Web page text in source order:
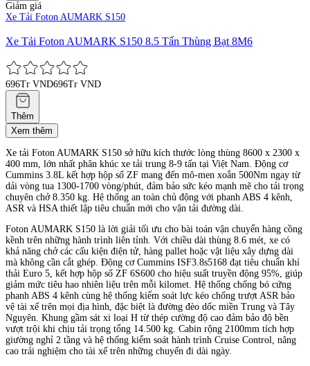
Giảm giá
Xe Tải Foton AUMARK S150
Xe Tải Foton AUMARK S150 8.5 Tấn Thùng Bạt 8M6
696Tr VND696Tr VND
Thêm
Xem thêm
Xe tải Foton AUMARK S150 sở hữu kích thước lòng thùng 8600 x 2300 x
400 mm, lớn nhất phân khúc xe tải trung 8-9 tấn tại Việt Nam. Động cơ
Cummins 3.8L kết hợp hộp số ZF mang đến mô-men xoắn 500Nm ngay từ
dải vòng tua 1300-1700 vòng/phút, đảm bảo sức kéo mạnh mẽ cho tải trọng
chuyên chở 8.350 kg. Hệ thống an toàn chủ động với phanh ABS 4 kênh,
ASR và HSA thiết lập tiêu chuẩn mới cho vận tải đường dài.
Foton AUMARK S150 là lời giải tối ưu cho bài toán vận chuyển hàng cồng
kềnh trên những hành trình liên tỉnh. Với chiều dài thùng 8.6 mét, xe có
khả năng chở các cấu kiện điện tử, hàng pallet hoặc vật liệu xây dựng dài
mà không cần cắt ghép. Động cơ Cummins ISF3.8s5168 đạt tiêu chuẩn khí
thải Euro 5, kết hợp hộp số ZF 6S600 cho hiệu suất truyền động 95%, giúp
giảm mức tiêu hao nhiên liệu trên mỗi kilomet. Hệ thống chống bó cứng
phanh ABS 4 kênh cùng hệ thống kiểm soát lực kéo chống trượt ASR bảo
vệ tài xế trên mọi địa hình, đặc biệt là đường đèo dốc miền Trung và Tây
Nguyên. Khung gầm sát xi loại H từ thép cường độ cao đảm bảo độ bền
vượt trội khi chịu tải trọng tổng 14.500 kg. Cabin rộng 2100mm tích hợp
giường nghỉ 2 tầng và hệ thống kiểm soát hành trình Cruise Control, nâng
cao trải nghiệm cho tài xế trên những chuyến đi dài ngày.